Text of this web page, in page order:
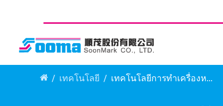
เทคโนโลยี เทคโนโลยีการทำเครื่องหมายด้วยพิน